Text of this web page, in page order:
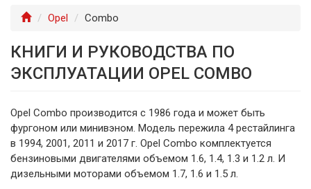
Главная
Opel Combo
КНИГИ И РУКОВОДСТВА ПО
ЭКСПЛУАТАЦИИ OPEL COMBO
Opel Combo производится с 1986 года и может быть
фургоном или минивэном. Модель пережила 4 рестайлинга
в 1994, 2001, 2011 и 2017 г. Opel Combo комплектуется
бензиновыми двигателями объемом 1.6, 1.4, 1.3 и 1.2 л. И
дизельными моторами объемом 1.7, 1.6 и 1.5 л.